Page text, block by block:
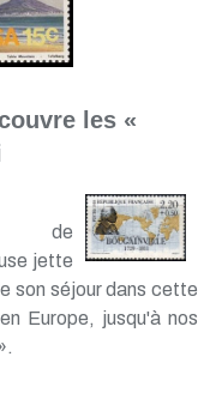
les «
de
jette
son séjour dans cette
Europe, jusqu'à nos